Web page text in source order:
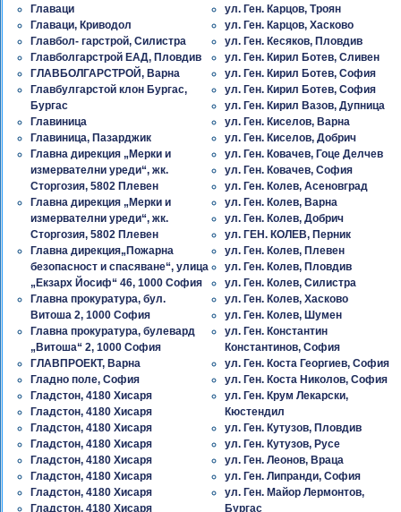
Главаци
Главаци, Криводол
Главбол- гарстрой, Силистра
Главболгарстрой ЕАД, Пловдив
ГЛАВБОЛГАРСТРОЙ, Варна
Главбулгарстой клон Бургас,
Бургас
Главиница
Главиница, Пазарджик
Главна дирекция „Мерки и
измервателни уреди“, жк.
Сторгозия, 5802 Плевен
Главна дирекция „Мерки и
измервателни уреди“, жк.
Сторгозия, 5802 Плевен
Главна дирекция„Пожарна
безопасност и спасяване“, улица
„Екзарх Йосиф“ 46, 1000 София
Главна прокуратура, бул.
Витоша 2, 1000 София
Главна прокуратура, булевард
„Витоша“ 2, 1000 София
ГЛАВПРОЕКТ, Варна
Гладно поле, София
Гладстон, 4180 Хисаря
Гладстон, 4180 Хисаря
Гладстон, 4180 Хисаря
Гладстон, 4180 Хисаря
Гладстон, 4180 Хисаря
Гладстон, 4180 Хисаря
Гладстон, 4180 Хисаря
Гладстон, 4180 Хисаря
ул. Ген. Карцов, Троян
ул. Ген. Карцов, Хасково
ул. Ген. Кесяков, Пловдив
ул. Ген. Кирил Ботев, Сливен
ул. Ген. Кирил Ботев, София
ул. Ген. Кирил Ботев, София
ул. Ген. Кирил Вазов, Дупница
ул. Ген. Киселов, Варна
ул. Ген. Киселов, Добрич
ул. Ген. Ковачев, Гоце Делчев
ул. Ген. Ковачев, София
ул. Ген. Колев, Асеновград
ул. Ген. Колев, Варна
ул. Ген. Колев, Добрич
ул. ГЕН. КОЛЕВ, Перник
ул. Ген. Колев, Плевен
ул. Ген. Колев, Пловдив
ул. Ген. Колев, Силистра
ул. Ген. Колев, Хасково
ул. Ген. Колев, Шумен
ул. Ген. Константин
Константинов, София
ул. Ген. Коста Георгиев, София
ул. Ген. Коста Николов, София
ул. Ген. Крум Лекарски,
Кюстендил
ул. Ген. Кутузов, Пловдив
ул. Ген. Кутузов, Русе
ул. Ген. Леонов, Враца
ул. Ген. Липранди, София
ул. Ген. Майор Лермонтов,
Бургас